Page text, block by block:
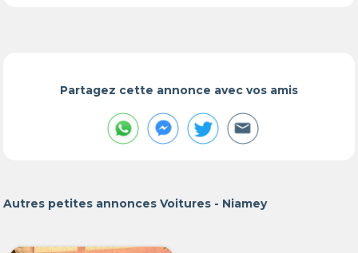
Partagez cette annonce avec vos amis
Autres petites annonces Voitures - Niamey